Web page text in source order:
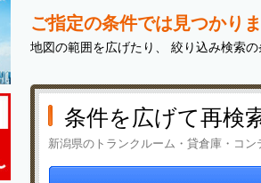
ご指定の条件では見つかり
地図の範囲を広げたり、 絞り込み検索
条件を広げて再検
新潟県のトランクルーム・貸倉庫・コ